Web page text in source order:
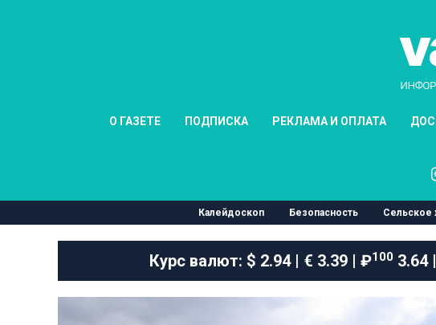
О ГАЗЕТЕ ПОДПИСКА РЕКЛАМА И ОПЛАТА
Калейдоскоп Безопасность Сельское
Курс валют: $ 2.94 | € 3.39 | ₽1003.64 |